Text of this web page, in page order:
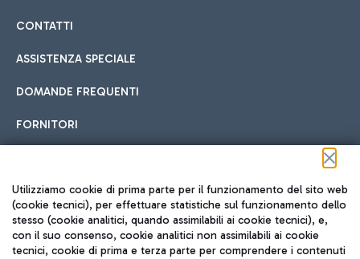
CONTATTI
ASSISTENZA SPECIALE
DOMANDE FREQUENTI
FORNITORI
Seguici sui social
Utilizziamo cookie di prima parte per il funzionamento del sito web
(cookie tecnici), per effettuare statistiche sul funzionamento dello
stesso (cookie analitici, quando assimilabili ai cookie tecnici), e,
con il suo consenso, cookie analitici non assimilabili ai cookie
tecnici, cookie di prima e terza parte per comprendere i contenuti